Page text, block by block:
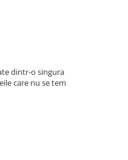
dintr-o singura
care nu se tem